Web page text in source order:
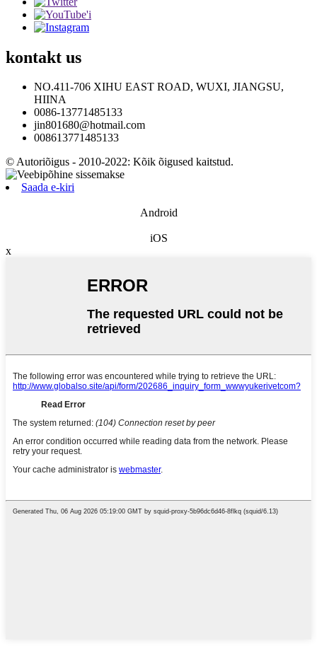
kontakt us
NO.411-706 XIHU EAST ROAD, WUXI, JIANGSU,
HIINA
0086-13771485133
jin801680@hotmail.com
008613771485133
© Autoriõigus - 2010-2022: Kõik õigused kaitstud.
Saada e-kiri
Android
iOS
x